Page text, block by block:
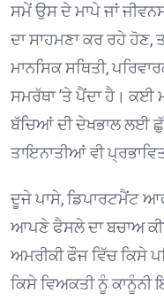
ਸਮੇਂ ਉਸ ਦੇ ਮਾਪੇ ਜਾਂ
ਦਾ ਸਾਹਮਣਾ ਕਰ ਰਹੇ ਹੋਣ,
ਮਾਨਸਿਕ ਸਥਿਤੀ,
ਸਮਰੱਥਾ ’ਤੇ ਪੈਂਦਾ ਹੈ।
ਬੱਚਿਆਂ ਦੀ ਦੇਖਭਾਲ
ਤਾਇਨਾਤੀਆਂ ਵੀ
ਦੂਜੇ ਪਾਸੇ, ਡਿਪਾਰਟਮੈਂਟ
ਆਪਣੇ ਫੈਸਲੇ ਦਾ ਬਚਾਅ
ਅਮਰੀਕੀ ਫੌਜ ਵਿੱਚ ਕਿਸੇ
ਕਿਸੇ ਵਿਅਕਤੀ ਨੂੰ ਕਾਨੂੰਨੀ